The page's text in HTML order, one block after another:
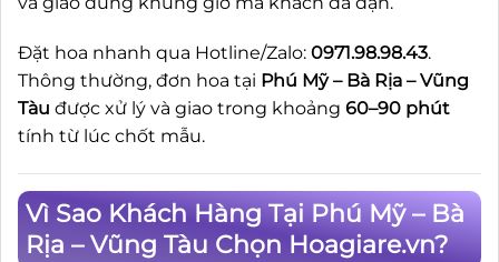
Đặt hoa nhanh qua Hotline/Zalo: 0971.98.98.43.
Thông thường, đơn hoa tại Phú Mỹ – Bà Rịa – Vũng
Tàu được xử lý và giao trong khoảng 60–90 phút
tính từ lúc chốt mẫu.
Vì Sao Khách Hàng Tại Phú Mỹ – Bà
Rịa – Vũng Tàu Chọn Hoagiare.vn?